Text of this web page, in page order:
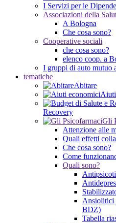
I Servizi per le
Associazioni della
A Bologna
Che cosa sono?
Cooperative sociali
che cosa sono?
elenco coop. a
I gruppi di auto mutuo
tematiche
Abitare
Recovery
Gli
Attenzione alle
Quali effetti
Che cosa sono?
Come
Quali sono?
Ansiolitici
BDZ)
Tabella